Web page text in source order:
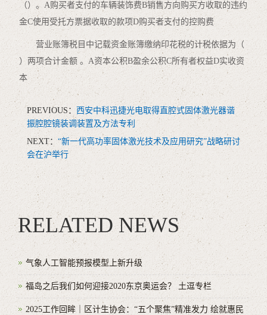
（）。A购买者支付的车辆装饰费B销售方向购买方收取的违约
金C使用受托方票据收取的款项D购买者支付的控购费
营业账簿税目中记载资金账簿缴纳印花税的计税依据为（
）两项合计金额 。A资本公积B盈余公积C所有者权益D实收资
本
PREVIOUS： 西安中科迅捷光电取得直腔式固体激光器谐
振腔腔镜装调装置及方法专利
NEXT： “新一代高功率固体激光技术及应用研究”战略研讨
会在沪举行
RELATED NEWS
气象人工智能预报模型上新升级
福岛之后我们如何迎接2020东京奥运会？ 土逗专栏
2025工作回眸｜区计生协会：“五个聚焦”精准发力 绘就惠民